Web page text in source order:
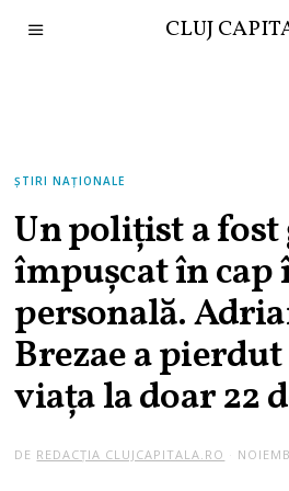
CLUJ
ȘTIRI NAȚIONALE
Un polițist a fost
împușcat în cap
personală.
Brezae a
viața la doar 22
DE REDACȚIA CLUJCAPITALA.RO